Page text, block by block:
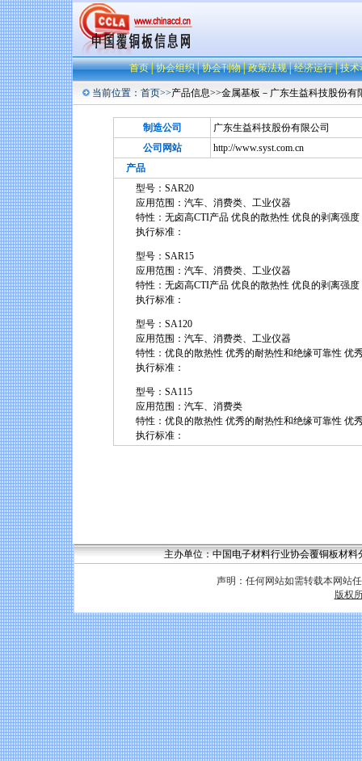
首页│协会组织│协会刊物│政策法规│经济运行│技术
当前位置： 首页>>产品信息>>金属基板－ 广东生益科技股份有
制造公司
广东生益科技股份有限公司
公司网站
http://www.syst.com.cn
产品
型号：SAR20
应用范围：汽车、消费类、工业仪器
特性：无卤高CTI产品 优良的散热性 优良的剥离强度
执行标准：
型号：SAR15
应用范围：汽车、消费类、工业仪器
特性：无卤高CTI产品 优良的散热性 优良的剥离强度
执行标准：
型号：SA120
应用范围：汽车、消费类、工业仪器
特性：优良的散热性 优秀的耐热性和绝缘可靠性 优
执行标准：
型号：SA115
应用范围：汽车、消费类
特性：优良的散热性 优秀的耐热性和绝缘可靠性 优
执行标准：
主办单位：中国电子材料行业协会覆铜板材
声明：任何网站如需转载本网站
版权